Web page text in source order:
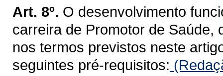
Art. 8º. O desenvolvimento
carreira de Promotor de Saúde,
nos termos previstos neste
seguintes pré-requisitos: